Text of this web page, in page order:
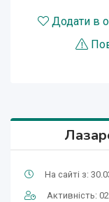
Додати в
На сайті з:
Активність: